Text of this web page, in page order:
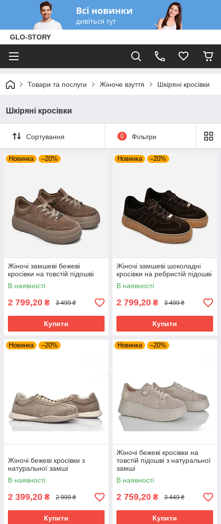
GLO-STORY
Товари та послуги Жіноче взуття Шкіряні кросівки
Шкіряні кросівки
Сортування 0 Фільтри
Новинка –20%
Жіночі замшеві бежеві
кросівки на товстій підошві
В наявності
2 799,20 ₴ 3 499 ₴
Купити
Новинка –20%
Жіночі замшеві шоколадні
кросівки на ребристій підошві
В наявності
2 799,20 ₴ 3 499 ₴
Купити
Новинка –20%
Жіночі бежеві кросівки з
натуральної замші
В наявності
2 399,20 ₴ 2 999 ₴
Купити
Новинка –20%
Жіночі бежеві кросівки на
товстій підошві з натуральної
замші
В наявності
2 759,20 ₴ 3 449 ₴
Купити